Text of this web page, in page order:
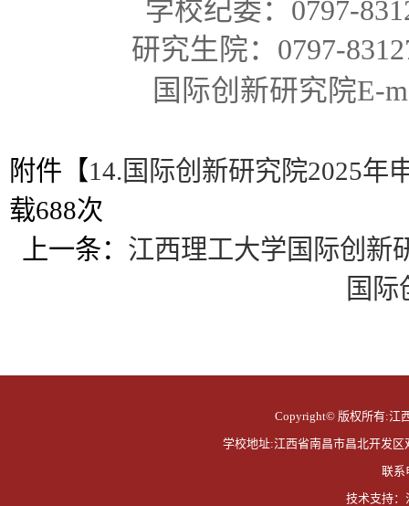
学校纪委： 0797-
研究生院： 0797-
国际创新研究院E-
附件【14.国际创新研究院2025年
载688次
上一条： 江西理工大学国际创新
国
Copyright© 版权所有:江
学校地址:江西省南昌市昌北开发
联系
技术支持